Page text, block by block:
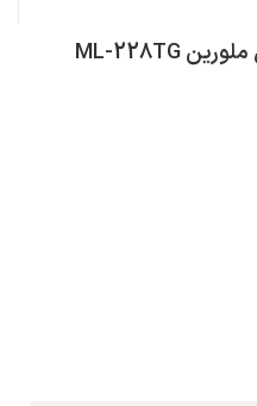
تابه دو دسته زرساب مدل ملورین ML-228TG